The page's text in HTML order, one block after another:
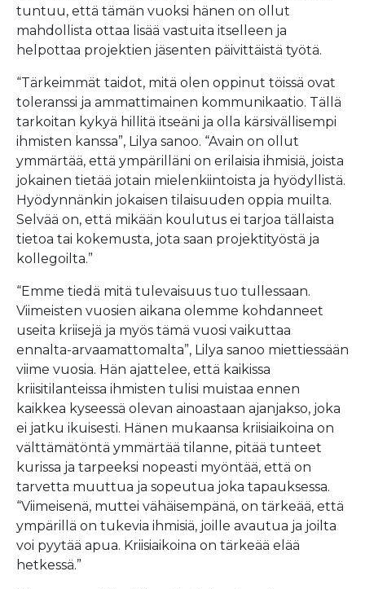
tuntuu, että tämän vuoksi hänen on ollut
mahdollista ottaa lisää vastuita itselleen ja
helpottaa projektien jäsenten päivittäistä työtä.
“Tärkeimmät taidot, mitä olen oppinut töissä ovat
toleranssi ja ammattimainen kommunikaatio. Tällä
tarkoitan kykyä hillitä itseäni ja olla kärsivällisempi
ihmisten kanssa”, Lilya sanoo. “Avain on ollut
ymmärtää, että ympärilläni on erilaisia ihmisiä, joista
jokainen tietää jotain mielenkiintoista ja hyödyllistä.
Hyödynnänkin jokaisen tilaisuuden oppia muilta.
Selvää on, että mikään koulutus ei tarjoa tällaista
tietoa tai kokemusta, jota saan projektityöstä ja
kollegoilta.”
“Emme tiedä mitä tulevaisuus tuo tullessaan.
Viimeisten vuosien aikana olemme kohdanneet
useita kriisejä ja myös tämä vuosi vaikuttaa
ennalta-arvaamattomalta”, Lilya sanoo miettiessään
viime vuosia. Hän ajattelee, että kaikissa
kriisitilanteissa ihmisten tulisi muistaa ennen
kaikkea kyseessä olevan ainoastaan ajanjakso, joka
ei jatku ikuisesti. Hänen mukaansa kriisiaikoina on
välttämätöntä ymmärtää tilanne, pitää tunteet
kurissa ja tarpeeksi nopeasti myöntää, että on
tarvetta muuttua ja sopeutua joka tapauksessa.
“Viimeisenä, muttei vähäisempänä, on tärkeää, että
ympärillä on tukevia ihmisiä, joille avautua ja joilta
voi pyytää apua. Kriisiaikoina on tärkeää elää
hetkessä.”